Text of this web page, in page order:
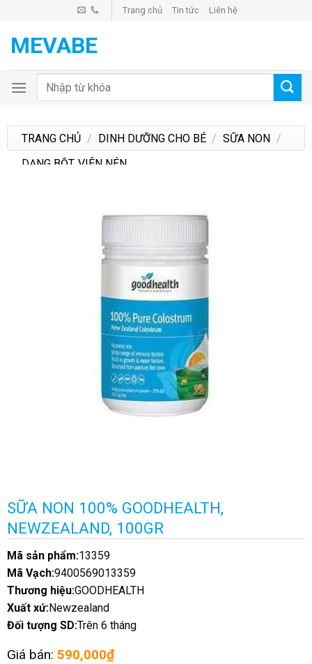
content
Trang chủ Tin tức Liên hệ
MEVABE
Tìm
kiếm:
TRANG CHỦ / DINH DƯỠNG CHO BÉ / SỮA NON /
DẠNG BỘT, VIÊN NÉN
SỮA NON 100% GOODHEALTH,
NEWZEALAND, 100GR
Mã sản phẩm:13359
Mã Vạch:9400569013359
Thương hiệu:GOODHEALTH
Xuất xứ:Newzealand
Đối tượng SD:Trên 6 tháng
Giá bán: 590,000₫